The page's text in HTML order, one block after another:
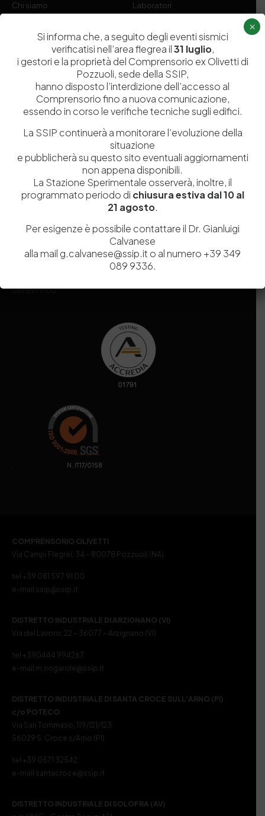
Chi siamo
Ricerca e Sviluppo
Formazione
Divulgazione scientifica e
documentazione
Contribuenti
Contatti
Laboratori
Biblioteca
Politecnico del Cuoio
Media
Tutela Whistleblowing
Amministrazione Trasparente
Codice fiscale e Partita Iva07936981211
Codice di iscrizione all’Anagrafe Nazionale delle Ricerche del
Capitale SocialeEuro9.690.240,00
stazionesperimentaleindustriapelli@legalmail.it
081 5979100
. N. IT17/0158
COMPRENSORIO OLIVETTI
Via Campi Flegrei, 34 – 80078 Pozzuoli (NA)
tel +39 081 597 91 00
e-mail ssip@ssip.it
DISTRETTO INDUSTRIALE DI ARZIGNANO (VI)
Via del Lavoro, 22 – 36077 – Arzignano (VI)
tel +390444 994267
e-mail m.nogarole@ssip.it
DISTRETTO INDUSTRIALE DI SANTA CROCE SULL’ARNO (PI)
c/o POTECO
Via San Tommaso, 119/121/123
56029 S. Croce s/Arno (PI)
tel +39 0571 32542
e-mail santacroce@ssip.it
DISTRETTO INDUSTRIALE DI SOLOFRA (AV)
Si informa che, a seguito degli eventi sismici
verificatisi nell’area flegrea il31 luglio,
i gestori e la proprietà del Comprensorio ex Olivetti di
Pozzuoli, sede della SSIP,
hanno disposto l’interdizione dell’accesso al
Comprensorio fino a nuova comunicazione,
essendo in corso le verifiche tecniche sugli edifici.
La SSIP continuerà a monitorare l’evoluzione della
situazione
e pubblicherà su questo sito eventuali aggiornamenti
non appena disponibili.
La Stazione Sperimentale osserverà, inoltre, il
programmato periodo di chiusura estiva dal 10 al
21 agosto.
Per esigenze è possibile contattare il Dr. Gianluigi
Calvanese
alla mail g.calvanese@ssip.it o al numero +39 349
089 9336.
×